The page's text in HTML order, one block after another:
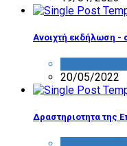
Ανοιχτή εκδήλωση -
20/05/2022
Δραστηριοτητα της